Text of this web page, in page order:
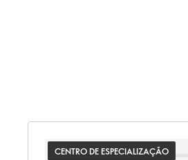
CENTRO DE ESPECIALIZAÇÃO